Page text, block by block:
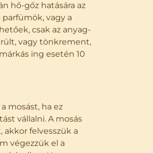
hő-gőz hatására az
vagy a
csak az anyag-
vagy tönkrement,
ing esetén 10
mosást, ha ez
vállalni. A mosás
felvesszük a
végezzük el a